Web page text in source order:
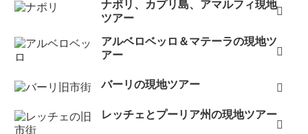
ナポリ、カプリ島、アマルフィ現地
ツアー
アルベロベッロ＆マテーラの現地ツ
アー
バーリの現地ツアー
レッチェとプーリア州の現地ツアー